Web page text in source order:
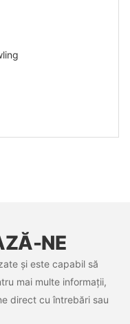
NE
și este capabil să
mai multe informații,
direct cu întrebări sau